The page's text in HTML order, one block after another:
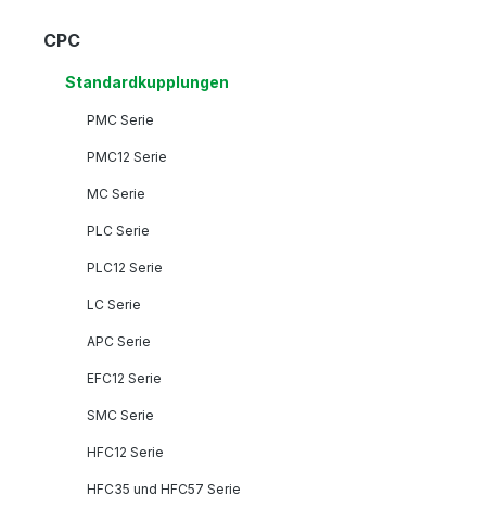
CPC
Standardkupplungen
PMC Serie
PMC12 Serie
MC Serie
PLC Serie
PLC12 Serie
LC Serie
APC Serie
EFC12 Serie
SMC Serie
HFC12 Serie
HFC35 und HFC57 Serie